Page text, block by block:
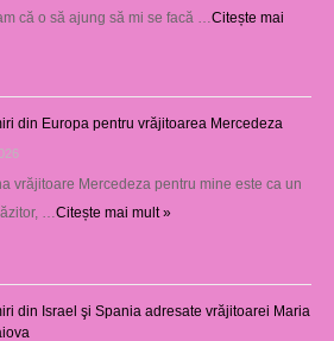
că o să ajung să mi se facă …Citește mai
din Europa pentru vrăjitoarea Mercedeza
vrăjitoare Mercedeza pentru mine este ca un
…Citește mai mult »
din Israel şi Spania adresate vrăjitoarei Maria